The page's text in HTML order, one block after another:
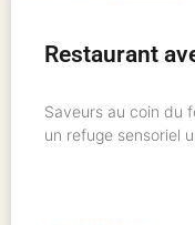
Saveurs au coin du
un refuge sensoriel